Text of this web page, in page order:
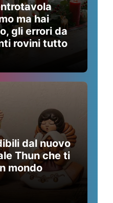
ma hai
gli errori da
rovini tutto
dal nuovo
Thun che ti
mondo